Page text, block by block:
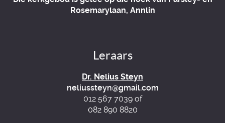
Rosemarylaan, Annlin
Leraars
Dr. Nelius Steyn
neliussteyn@gmail.com
012 567 7039 of
082 890 8820